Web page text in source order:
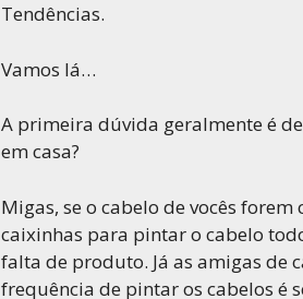
Tendências.
Vamos lá…
A primeira dúvida geralmente é
em casa?
Migas, se o cabelo de vocês
caixinhas para pintar o cabelo
falta de produto. Já as amigas de
frequência de pintar os cabelos é